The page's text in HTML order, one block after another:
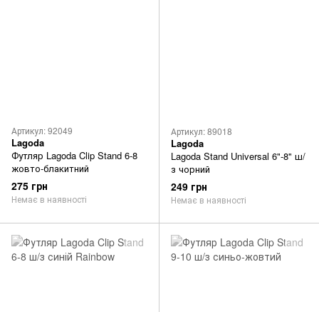
Артикул: 92049
Lagoda
Футляр Lagoda Clip Stand 6-8
жовто-блакитний
275 грн
Немає в наявності
Артикул: 89018
Lagoda
Lagoda Stand Universal 6"-8" ш/
з чорний
249 грн
Немає в наявності